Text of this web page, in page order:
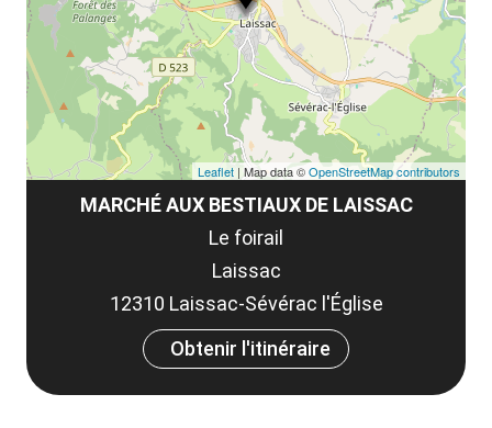
MARCHÉ AUX BESTIAUX DE LAISSAC
Le foirail
Laissac
12310 Laissac-Sévérac l'Église
Obtenir l'itinéraire
Leaflet | Map data ©OpenStreetMap contributors